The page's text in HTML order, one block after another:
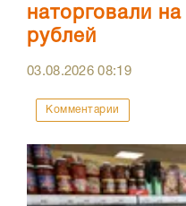
наторговали
рублей
03.08.202608:19
Комментарии